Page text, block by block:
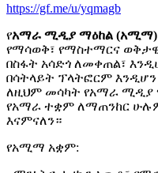
https://gf.me/u/yqmagb
የአማራ ሚዲያ ማዕከል (አሚማ)
የማሳወቅ፣ የማስተማርና
በስፋት አሳድጎ ለመቀጠል፣
በሳትላይት ፕላትፎርም እንዲሆን
ለዚህም መሳካት የአማራ ሚዲያ
የአማራ ተቋም ለማጠንከር
እናምናለን።
የአሚማ አቋም: